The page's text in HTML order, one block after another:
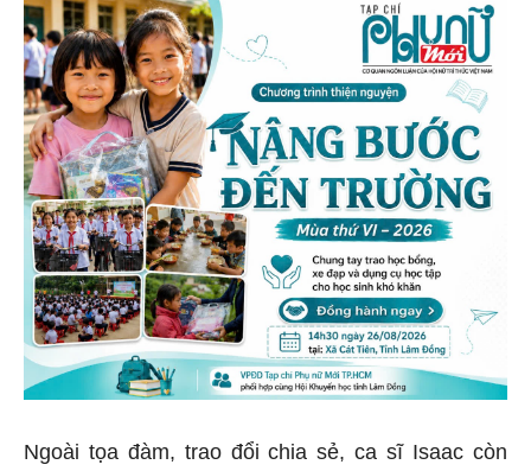
Ngoài tọa đàm, trao đổi chia sẻ, ca sĩ Isaac còn